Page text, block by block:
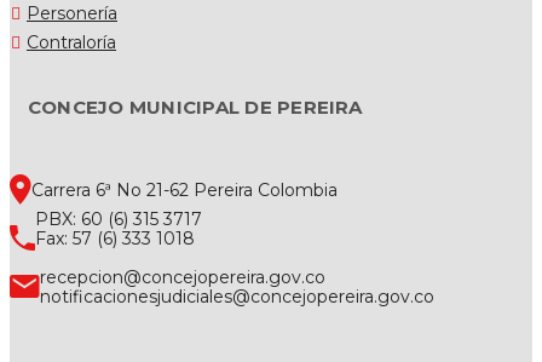
Personería
Contraloría
CONCEJO MUNICIPAL DE PEREIRA
Carrera 6ª No 21-62 Pereira Colombia
PBX: 60 (6) 315 3717
Fax: 57 (6) 333 1018
recepcion@concejopereira.gov.co
notificacionesjudiciales@concejopereira.gov.co